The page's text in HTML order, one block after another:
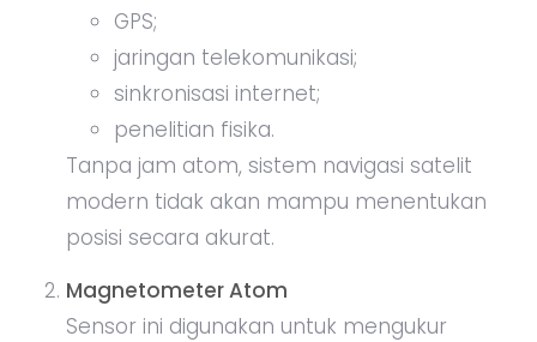
GPS;
jaringan telekomunikasi;
sinkronisasi internet;
penelitian fisika.
Tanpa jam atom, sistem navigasi satelit
modern tidak akan mampu menentukan
posisi secara akurat.
Magnetometer Atom
Sensor ini digunakan untuk mengukur